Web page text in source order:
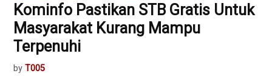
Kominfo Pastikan STB Gratis Untuk
Masyarakat Kurang Mampu
Terpenuhi
by T005